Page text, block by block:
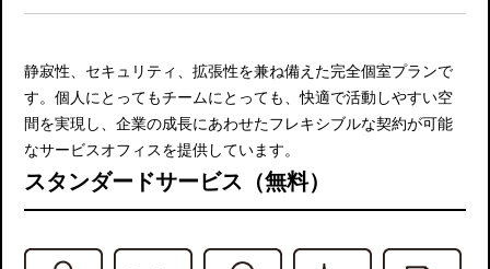
静寂性、セキュリティ、拡張性を兼ね備えた完全個室プランで
す。個人にとってもチームにとっても、快適で活動しやすい空
間を実現し、企業の成長にあわせたフレキシブルな契約が可能
なサービスオフィスを提供しています。
スタンダードサービス（無料）